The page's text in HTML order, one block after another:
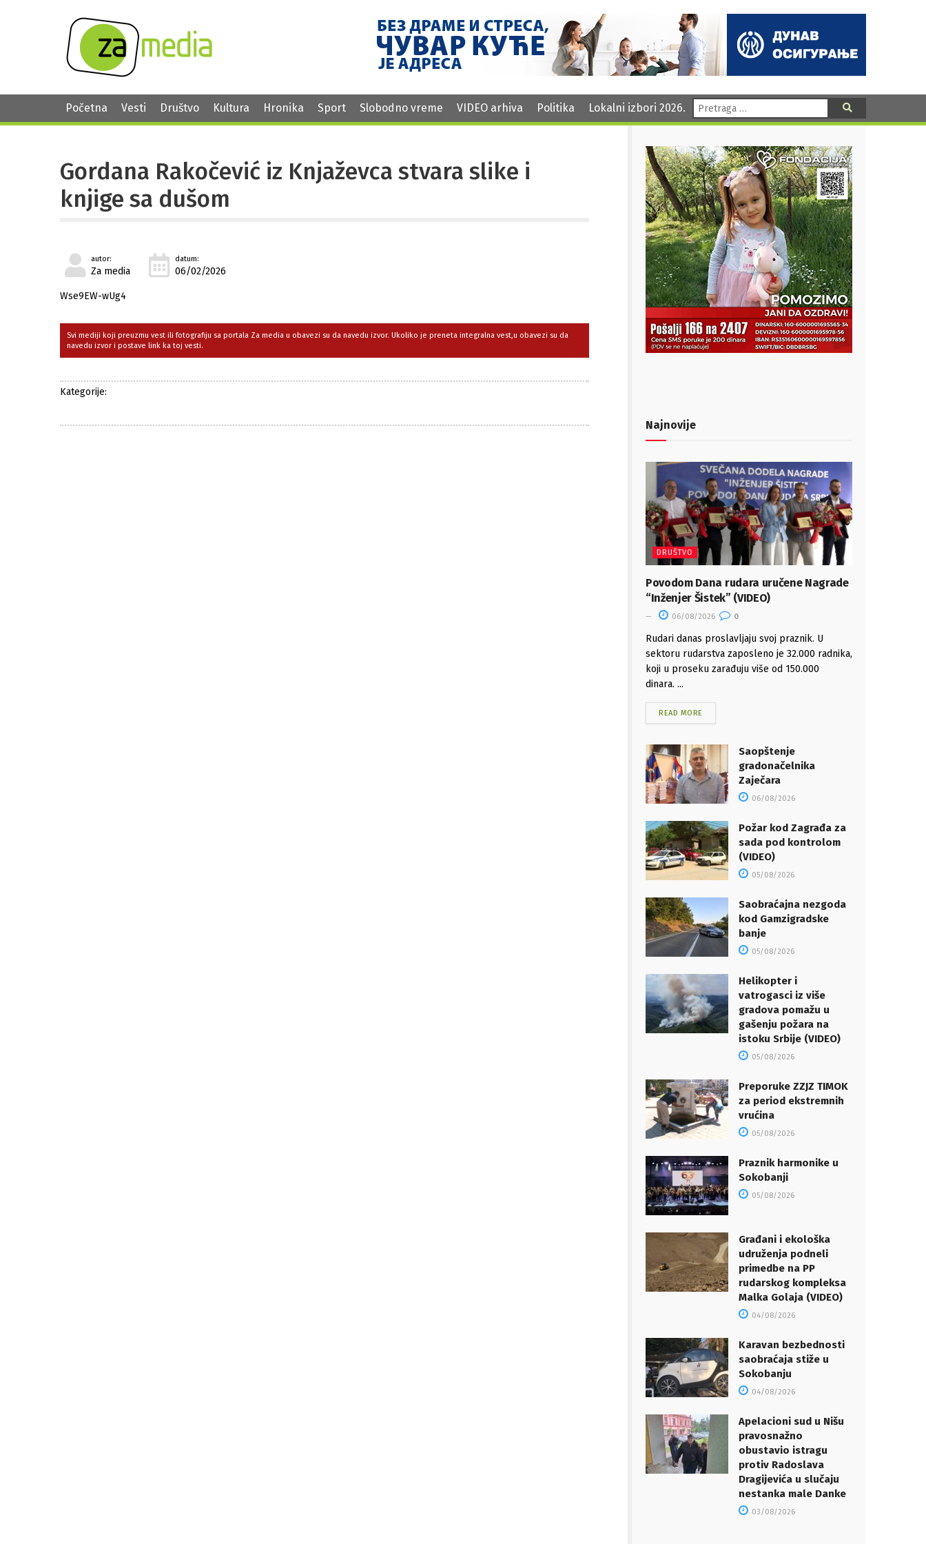
Početna Vesti Društvo Kultura Hronika Sport Slobodno vreme VIDEO arhiva Politika Lokalni izbori 2026. Pretraga:
Gordana Rakočević iz Knjaževca stvara slike i
knjige sa dušom
autor:
Za media
datum:
06/02/2026
Wse9EW-wUg4
Svi mediji koji preuzmu vest ili fotografiju sa portala Za media u obavezi su da navedu izvor. Ukoliko je preneta integralna vest,u obavezi su da
navedu izvor i postave link ka toj vesti.
Kategorije:
Najnovije
DRUŠTVO
Povodom Dana rudara uručene Nagrade
“Inženjer Šistek” (VIDEO)
06/08/2026 0
Rudari danas proslavljaju svoj praznik. U
sektoru rudarstva zaposleno je 32.000 radnika,
koji u proseku zarađuju više od 150.000
dinara. ...
READ MORE
Saopštenje
gradonačelnika
Zaječara
06/08/2026
Požar kod Zagrađa za
sada pod kontrolom
(VIDEO)
05/08/2026
Saobraćajna nezgoda
kod Gamzigradske
banje
05/08/2026
Helikopter i
vatrogasci iz više
gradova pomažu u
gašenju požara na
istoku Srbije (VIDEO)
05/08/2026
Preporuke ZZJZ TIMOK
za period ekstremnih
vrućina
05/08/2026
Praznik harmonike u
Sokobanji
05/08/2026
Građani i ekološka
udruženja podneli
primedbe na PP
rudarskog kompleksa
Malka Golaja (VIDEO)
04/08/2026
Karavan bezbednosti
saobraćaja stiže u
Sokobanju
04/08/2026
Apelacioni sud u Nišu
pravosnažno
obustavio istragu
protiv Radoslava
Dragijevića u slučaju
nestanka male Danke
03/08/2026